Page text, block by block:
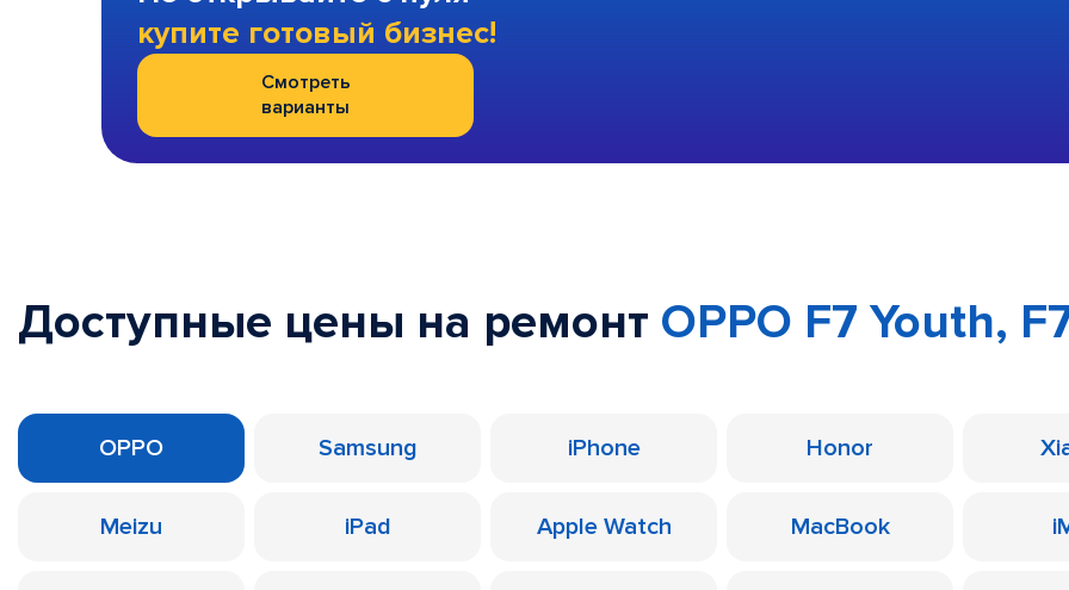
купите готовый бизнес!
Смотреть
варианты
Доступные цены на ремонт OPPO F7 Youth,
OPPO Samsung iPhone Honor
Meizu iPad Apple Watch MacBook